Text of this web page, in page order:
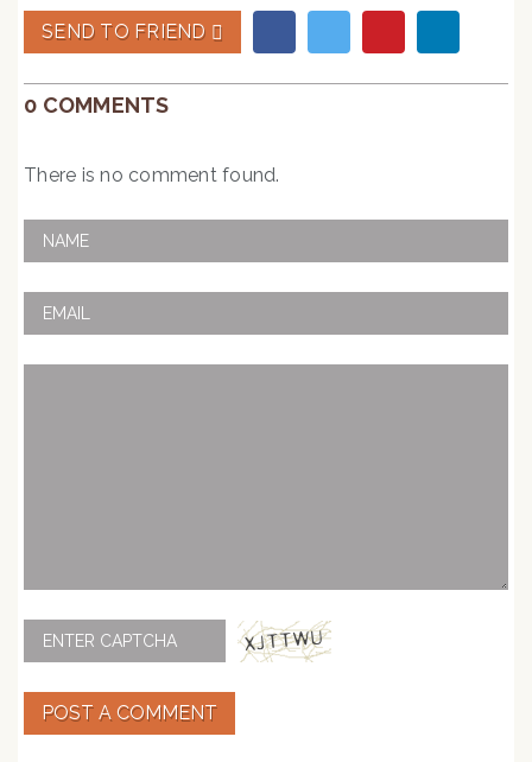
SEND TO FRIEND
0 COMMENTS
There is no comment found.
POST A COMMENT